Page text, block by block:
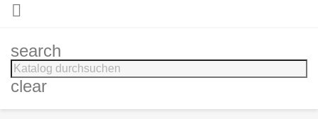

search
clear